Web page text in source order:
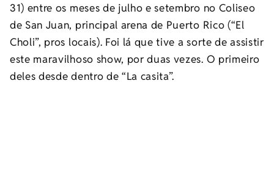
31) entre os meses de julho e setembro no Coliseo
de San Juan, principal arena de Puerto Rico (“El
Choli”, pros locais). Foi lá que tive a sorte de assistir
este maravilhoso show, por duas vezes. O primeiro
deles desde dentro de “La casita”.